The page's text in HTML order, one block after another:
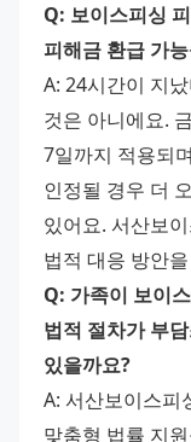
Q: 보이스피싱
피해금 환급 가
A: 24시간이 지
것은 아니에요.
7일까지 적용되
인정될 경우 더
있어요. 서산보
법적 대응 방안
Q: 가족이 보이
법적 절차가 부
있을까요?
A: 서산보이스피